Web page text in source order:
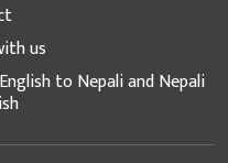
us
to Nepali and Nepali